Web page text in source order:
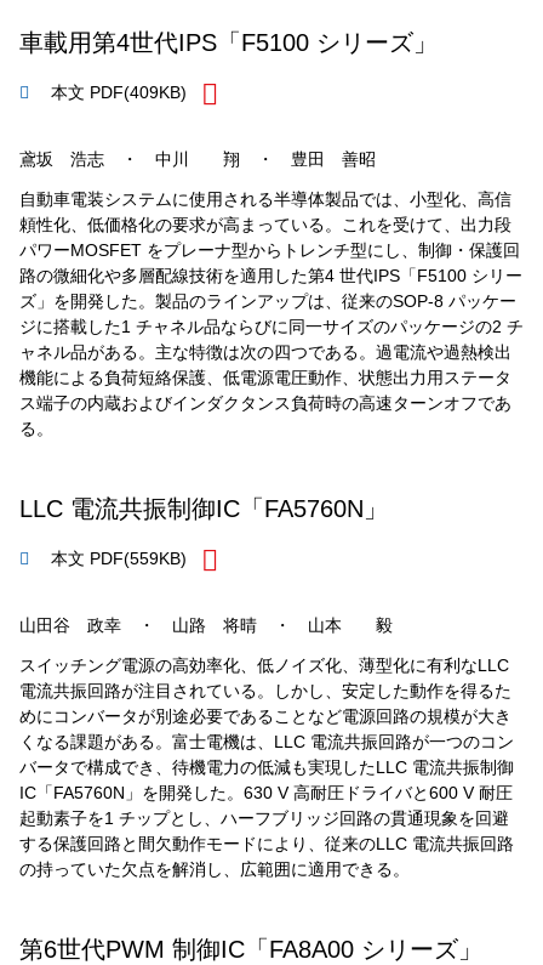
車載用第4世代IPS「F5100 シリーズ」
本文 PDF(409KB)
鳶坂 浩志 ・ 中川 翔 ・ 豊田 善昭
自動車電装システムに使用される半導体製品では、小型化、高信
頼性化、低価格化の要求が高まっている。これを受けて、出力段
パワーMOSFET をプレーナ型からトレンチ型にし、制御・保護回
路の微細化や多層配線技術を適用した第4 世代IPS「F5100 シリー
ズ」を開発した。製品のラインアップは、従来のSOP-8 パッケー
ジに搭載した1 チャネル品ならびに同一サイズのパッケージの2 チ
ャネル品がある。主な特徴は次の四つである。過電流や過熱検出
機能による負荷短絡保護、低電源電圧動作、状態出力用ステータ
ス端子の内蔵およびインダクタンス負荷時の高速ターンオフであ
る。
LLC 電流共振制御IC「FA5760N」
本文 PDF(559KB)
山田谷 政幸 ・ 山路 将晴 ・ 山本 毅
スイッチング電源の高効率化、低ノイズ化、薄型化に有利なLLC
電流共振回路が注目されている。しかし、安定した動作を得るた
めにコンバータが別途必要であることなど電源回路の規模が大き
くなる課題がある。富士電機は、LLC 電流共振回路が一つのコン
バータで構成でき、待機電力の低減も実現したLLC 電流共振制御
IC「FA5760N」を開発した。630 V 高耐圧ドライバと600 V 耐圧
起動素子を1 チップとし、ハーフブリッジ回路の貫通現象を回避
する保護回路と間欠動作モードにより、従来のLLC 電流共振回路
の持っていた欠点を解消し、広範囲に適用できる。
第6世代PWM 制御IC「FA8A00 シリーズ」